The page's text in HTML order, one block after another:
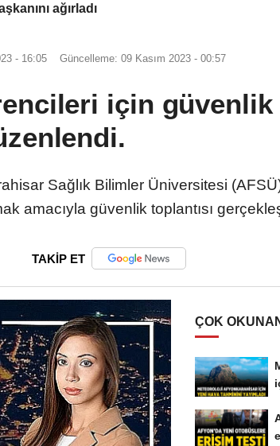
ağırladı
- 16:05 Güncelleme: 09 Kasım 2023 - 00:57
için güvenlik
Sağlık Bilimler Üniversitesi
amacıyla güvenlik toplantısı
TAKİP ET
ÇOK